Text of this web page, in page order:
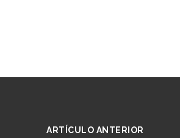
ARTÍCULO ANTERIOR